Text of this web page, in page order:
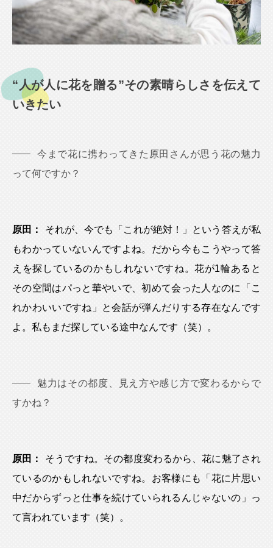
“人が人に花を贈る”その素晴らしさを伝えて
いきたい
今まで花に携わってきた原田さんが思う花の魅力
って何ですか？
原田：
それが、今でも「これが絶対！」という答えが私
もわかっていないんですよね。だから今もこうやって答
えを探しているのかもしれないですね。花が1輪あると
その空間はパっと華やいで、初めて会った人なのに「こ
れかわいいですね」と会話が弾んだりする存在なんです
よ。私もまだ探している途中なんです（笑）。
魅力はその都度、見え方や感じ方で変わるからで
すかね？
原田：
そうですね。その都度変わるから、花に魅了され
ているのかもしれないですね。お客様にも「花に片思い
中だからずっと仕事を続けていられるんじゃないの」っ
て言われています（笑）。